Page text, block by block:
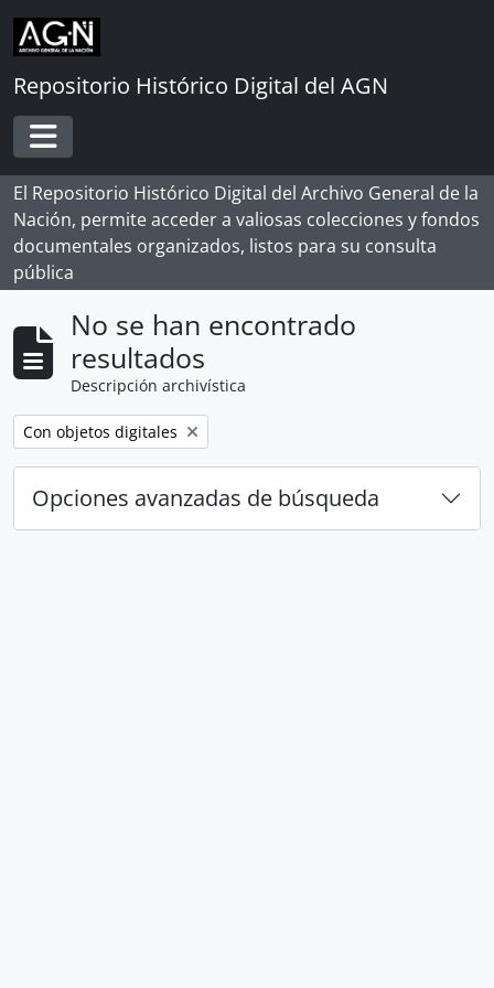
Skip to main content
Repositorio Histórico Digital del AGN
Toggle navigation
El Repositorio Histórico Digital del Archivo General de la
Nación, permite acceder a valiosas colecciones y fondos
documentales organizados, listos para su consulta
pública
No se han encontrado
resultados
Descripción archivística
Remove filter:
Con objetos digitales
Opciones avanzadas de búsqueda